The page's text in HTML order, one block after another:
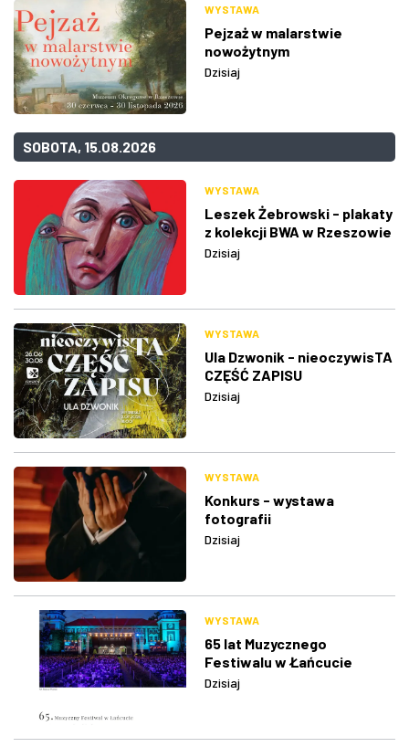
WYSTAWA
Pejzaż w malarstwie
nowożytnym
Dzisiaj
SOBOTA, 15.08.2026
WYSTAWA
Leszek Żebrowski - plakaty
z kolekcji BWA w Rzeszowie
Dzisiaj
WYSTAWA
Ula Dzwonik - nieoczywisTA
CZĘŚĆ ZAPISU
Dzisiaj
WYSTAWA
Konkurs - wystawa
fotografii
Dzisiaj
WYSTAWA
65 lat Muzycznego
Festiwalu w Łańcucie
Dzisiaj